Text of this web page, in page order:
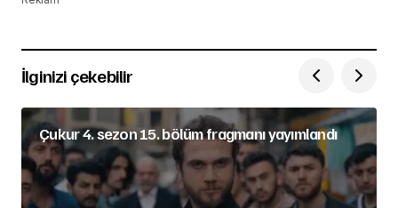
İlginizi çekebilir
Çukur 4. sezon 15. bölüm fragmanı yayımlandı